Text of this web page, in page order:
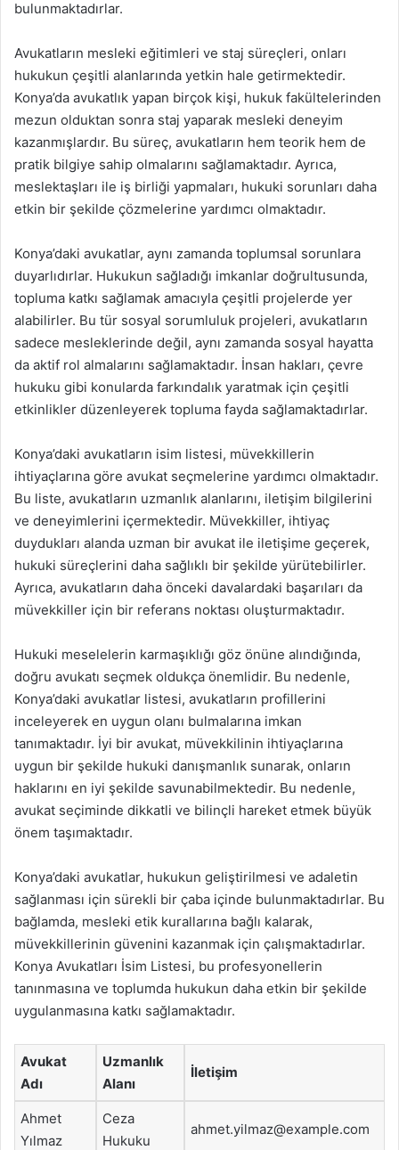
bulunmaktadırlar.
Avukatların mesleki eğitimleri ve staj süreçleri, onları
hukukun çeşitli alanlarında yetkin hale getirmektedir.
Konya’da avukatlık yapan birçok kişi, hukuk fakültelerinden
mezun olduktan sonra staj yaparak mesleki deneyim
kazanmışlardır. Bu süreç, avukatların hem teorik hem de
pratik bilgiye sahip olmalarını sağlamaktadır. Ayrıca,
meslektaşları ile iş birliği yapmaları, hukuki sorunları daha
etkin bir şekilde çözmelerine yardımcı olmaktadır.
Konya’daki avukatlar, aynı zamanda toplumsal sorunlara
duyarlıdırlar. Hukukun sağladığı imkanlar doğrultusunda,
topluma katkı sağlamak amacıyla çeşitli projelerde yer
alabilirler. Bu tür sosyal sorumluluk projeleri, avukatların
sadece mesleklerinde değil, aynı zamanda sosyal hayatta
da aktif rol almalarını sağlamaktadır. İnsan hakları, çevre
hukuku gibi konularda farkındalık yaratmak için çeşitli
etkinlikler düzenleyerek topluma fayda sağlamaktadırlar.
Konya’daki avukatların isim listesi, müvekkillerin
ihtiyaçlarına göre avukat seçmelerine yardımcı olmaktadır.
Bu liste, avukatların uzmanlık alanlarını, iletişim bilgilerini
ve deneyimlerini içermektedir. Müvekkiller, ihtiyaç
duydukları alanda uzman bir avukat ile iletişime geçerek,
hukuki süreçlerini daha sağlıklı bir şekilde yürütebilirler.
Ayrıca, avukatların daha önceki davalardaki başarıları da
müvekkiller için bir referans noktası oluşturmaktadır.
Hukuki meselelerin karmaşıklığı göz önüne alındığında,
doğru avukatı seçmek oldukça önemlidir. Bu nedenle,
Konya’daki avukatlar listesi, avukatların profillerini
inceleyerek en uygun olanı bulmalarına imkan
tanımaktadır. İyi bir avukat, müvekkilinin ihtiyaçlarına
uygun bir şekilde hukuki danışmanlık sunarak, onların
haklarını en iyi şekilde savunabilmektedir. Bu nedenle,
avukat seçiminde dikkatli ve bilinçli hareket etmek büyük
önem taşımaktadır.
Konya’daki avukatlar, hukukun geliştirilmesi ve adaletin
sağlanması için sürekli bir çaba içinde bulunmaktadırlar. Bu
bağlamda, mesleki etik kurallarına bağlı kalarak,
müvekkillerinin güvenini kazanmak için çalışmaktadırlar.
Konya Avukatları İsim Listesi, bu profesyonellerin
tanınmasına ve toplumda hukukun daha etkin bir şekilde
uygulanmasına katkı sağlamaktadır.
Avukat
Adı
Uzmanlık
Alanı
İletişim
Ahmet
Yılmaz
Ceza
Hukuku
ahmet.yilmaz@example.com